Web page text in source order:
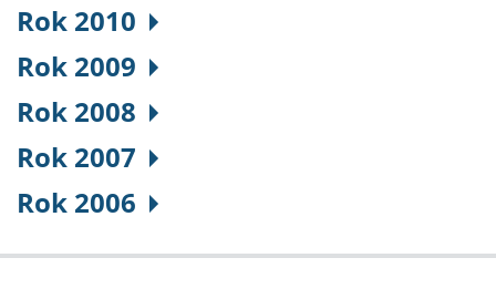
Rok 2010
Rok 2009
Rok 2008
Rok 2007
Rok 2006